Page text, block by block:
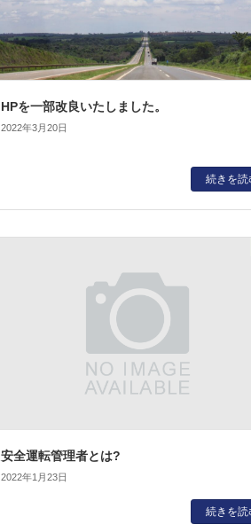
HPを一部改良いたしました。
2022年3月20日
続きを読
安全運転管理者とは?
2022年1月23日
続きを読